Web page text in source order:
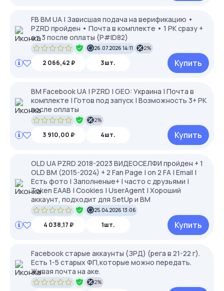
FB BM UA | Зависшая подача на верификацию •
PZRD пройден • Почта в комплекте • 1 РК сразу +
от 3 после оплаты (P#ID82)
26.07.2026 14:11 2%
2 066,42 ₽ 3шт. Купить
BM Facebook UA | PZRD | GEO: Украина | Почта в
комплекте | Готов под запуск | Возможность 3+ РК
после оплаты
2%
3 910,00 ₽ 4шт. Купить
OLD UA PZRD 2018-2023 ВИДЕОСЕЛФИ пройден + 1
OLD BM (2015-2024) + 2 Fan Page | on 2 FA | Email |
Есть фото | Заполненые+ | часто с друзьями |
Token EAAB | Cookies | UserAgent | Хороший
аккаунт, подходит для SetUp и BM
25.04.2026 13:06
4 038,17 ₽ 1шт. Купить
Facebook старые аккаунты (ЗРД) (рега в 21-22 г).
Есть 1-5 старых ФП,которые можно передать.
Живая почта на аке.
2%